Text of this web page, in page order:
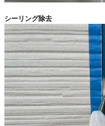
シーリング除去